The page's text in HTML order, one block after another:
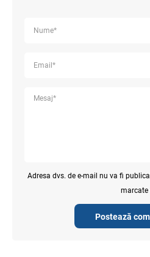
Postează
Adresa dvs. de e-mail nu va fi
marcate